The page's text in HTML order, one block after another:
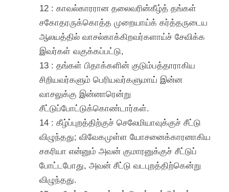
12 : காவல்காரரான தலைவரின்கீழ்த் தங்கள்
சகோதரருக்கொத்த முறையாய்க் கர்த்தருடைய
ஆலயத்தில் வாசல்காக்கிறவர்களாய்ச் சேவிக்க
இவர்கள் வகுக்கப்பட்டு,
13 : தங்கள் பிதாக்களின் குடும்பத்தாராகிய
சிறியவர்களும் பெரியவர்களுமாய் இன்ன
வாசலுக்கு இன்னாரென்று
சீட்டுப்போட்டுக்கொண்டார்கள்.
14 : கீழ்ப்புறத்திற்குச் செலேமியாவுக்குச் சீட்டு
விழுந்தது; விவேகமுள்ள யோசனைக்காரனாகிய
சகரியா என்னும் அவன் குமாரனுக்குச் சீட்டுப்
போட்டபோது, அவன் சீட்டு வடபுறத்திற்கென்று
விழுந்தது.